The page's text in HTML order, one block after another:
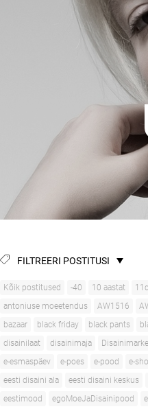
FILTREERI POSTITUSI
Kõik postitused -40 10 aastat
antoniuse moeetendus
AW1516
bazaar
black friday black pants
disainilaat
disainimaja
e-esmaspäev
e-poes e-pood e-
eesti disaini ala
eesti disaini keskus
eestimood
egoMoeJaDisainipood